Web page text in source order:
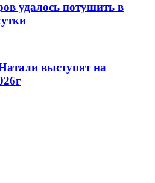
удалось потушить в
выступят на